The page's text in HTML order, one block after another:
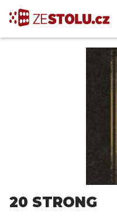
20 STRONG